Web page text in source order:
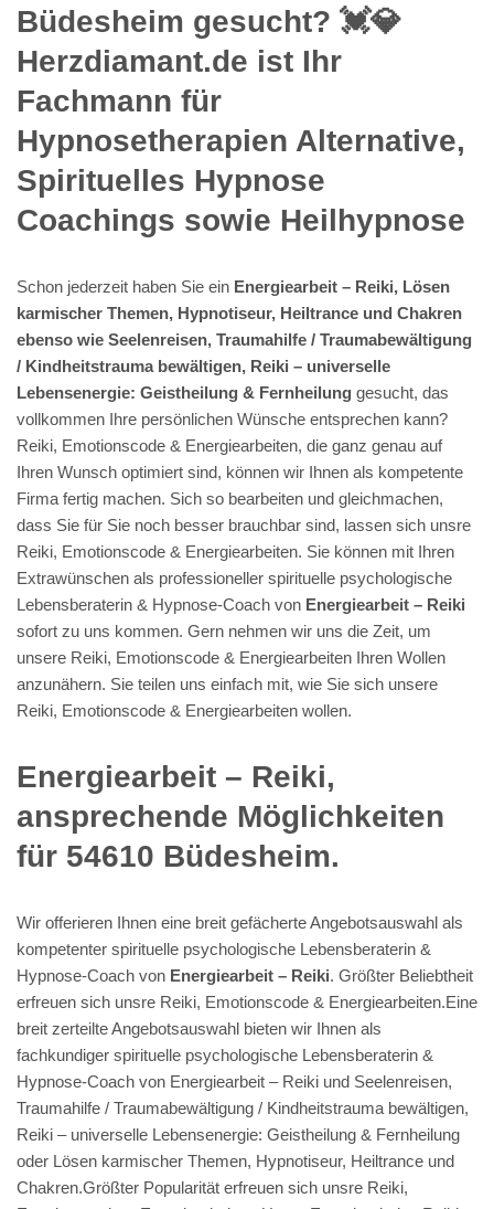
Büdesheim gesucht? 💓️💎
Herzdiamant.de ist Ihr
Fachmann für
Hypnosetherapien Alternative,
Spirituelles Hypnose
Coachings sowie Heilhypnose
Schon jederzeit haben Sie ein Energiearbeit – Reiki, Lösen
karmischer Themen, Hypnotiseur, Heiltrance und Chakren
ebenso wie Seelenreisen, Traumahilfe / Traumabewältigung
/ Kindheitstrauma bewältigen, Reiki – universelle
Lebensenergie: Geistheilung & Fernheilung gesucht, das
vollkommen Ihre persönlichen Wünsche entsprechen kann?
Reiki, Emotionscode & Energiearbeiten, die ganz genau auf
Ihren Wunsch optimiert sind, können wir Ihnen als kompetente
Firma fertig machen. Sich so bearbeiten und gleichmachen,
dass Sie für Sie noch besser brauchbar sind, lassen sich unsre
Reiki, Emotionscode & Energiearbeiten. Sie können mit Ihren
Extrawünschen als professioneller spirituelle psychologische
Lebensberaterin & Hypnose-Coach von Energiearbeit – Reiki
sofort zu uns kommen. Gern nehmen wir uns die Zeit, um
unsere Reiki, Emotionscode & Energiearbeiten Ihren Wollen
anzunähern. Sie teilen uns einfach mit, wie Sie sich unsere
Reiki, Emotionscode & Energiearbeiten wollen.
Energiearbeit – Reiki,
ansprechende Möglichkeiten
für 54610 Büdesheim.
Wir offerieren Ihnen eine breit gefächerte Angebotsauswahl als
kompetenter spirituelle psychologische Lebensberaterin &
Hypnose-Coach von Energiearbeit – Reiki. Größter Beliebtheit
erfreuen sich unsre Reiki, Emotionscode & Energiearbeiten.Eine
breit zerteilte Angebotsauswahl bieten wir Ihnen als
fachkundiger spirituelle psychologische Lebensberaterin &
Hypnose-Coach von Energiearbeit – Reiki und Seelenreisen,
Traumahilfe / Traumabewältigung / Kindheitstrauma bewältigen,
Reiki – universelle Lebensenergie: Geistheilung & Fernheilung
oder Lösen karmischer Themen, Hypnotiseur, Heiltrance und
Chakren.Größter Popularität erfreuen sich unsre Reiki,